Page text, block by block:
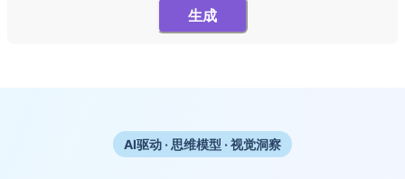
生成
AI驱动 · 思维模型 · 视觉洞察